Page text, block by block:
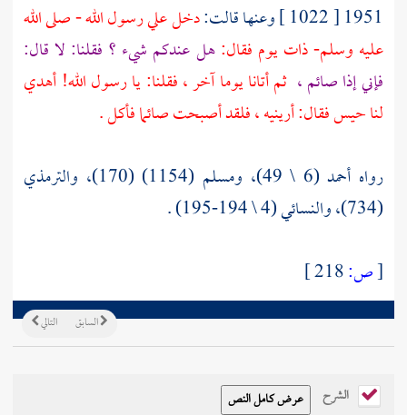
1951 [ 1022 ] وعنها قالت:
دخل علي رسول الله - صلى الله
عليه وسلم- ذات يوم فقال:هل عندكم شيء ؟ فقلنا: لا قال:
فإني إذا صائم ، ثم أتانا يوما آخر ، فقلنا: يا رسول الله! أهدي
لنا حيس فقال: أرينيه ، فلقد أصبحت صائما فأكل .
رواه أحمد (6 \ 49)، ومسلم (1154) (170)، والترمذي
(734)، والنسائي (4 \ 194-195) .
[ص:
التالي السابق
الشرح